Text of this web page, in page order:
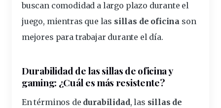
buscan comodidad a largo plazo durante el
juego, mientras que las sillas de oficina son
mejores para trabajar durante el día.
Durabilidad de las sillas de oficina y
gaming: ¿Cuál es más resistente?
En términos de durabilidad, las sillas de